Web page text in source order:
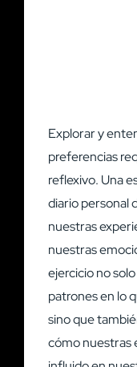
Explorar y
preferencias
reflexivo. Una
diario personal
nuestras
nuestras
ejercicio no
patrones en lo
sino que
cómo nuestras